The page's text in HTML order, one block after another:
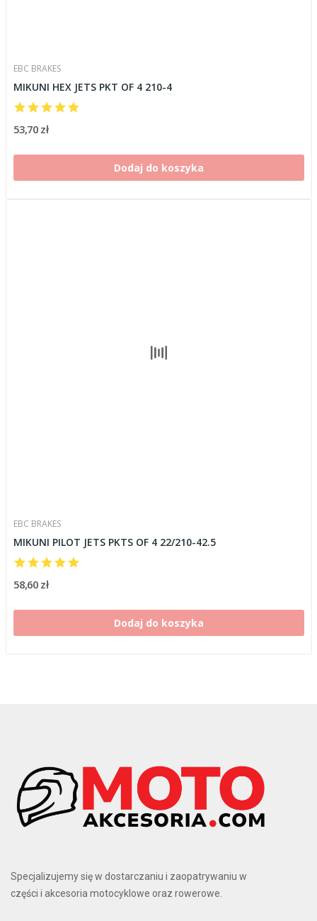
EBC BRAKES
MIKUNI HEX JETS PKT OF 4 210-4
53,70 zł
Dodaj do koszyka
EBC BRAKES
MIKUNI PILOT JETS PKTS OF 4 22/210-42.5
58,60 zł
Dodaj do koszyka
Specjalizujemy się w dostarczaniu i zaopatrywaniu w
części i akcesoria motocyklowe oraz rowerowe.